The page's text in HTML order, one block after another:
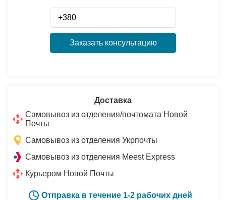
Заказать консультацию
Доставка
Самовывоз из отделения/почтомата Новой
Почты
Самовывоз из отделения Укрпочты
Самовывоз из отделения Meest Express
Курьером Новой Почты
Отправка в течение 1-2 рабочих дней